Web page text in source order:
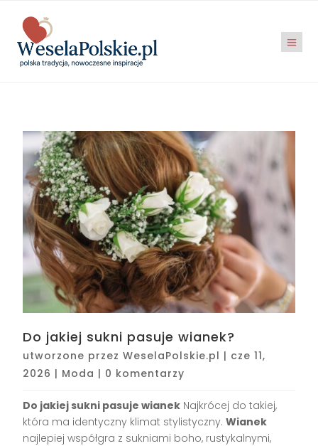
Do jakiej sukni pasuje wianek?
utworzone przezWeselaPolskie.pl | cze 11,
2026 | Moda | 0 komentarzy
Do jakiej sukni pasuje wianek Najkrócej do takiej,
która ma identyczny klimat stylistyczny.Wianek
najlepiej współgra z sukniami boho, rustykalnymi,